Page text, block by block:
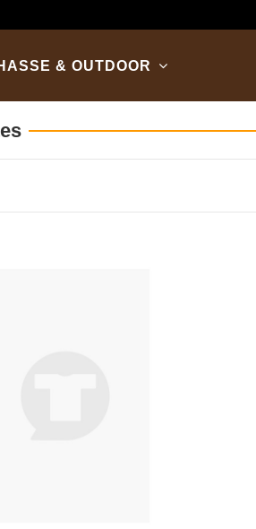
& OUTDOOR